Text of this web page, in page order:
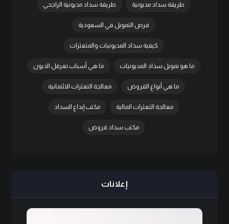
طريقة سداد مديونية طريقة سداد مديونية الراجحي
فرص التمويل في السعودية
كيفية سداد المديونيات والمتعثرات
ما هو تمويل سداد المديونيات ما هي أسباب تعرقل الديون
ما هي أنواع القروض معالجة التعثرات الائتمانية
معالجة التعثرات المالية مكتب إبداع السداد
مكتب سداد قروض
إعلانات